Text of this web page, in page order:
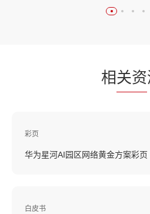
相关资
彩页
华为星河AI园区网络黄金方案彩页
白皮书